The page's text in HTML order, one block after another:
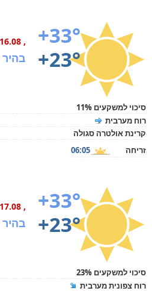
+33°
+23°
, 16.08
בהיר
סיכוי למשקעים 11%
רוח מערבית
קרינת אולטרה סגולה
זריחה
06:05
+33°
+23°
, 17.08
בהיר
סיכוי למשקעים 23%
רוח צפונית מערבית